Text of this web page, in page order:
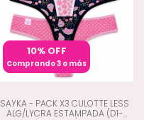
10% OFF
Comprando 3 o más
SAYKA - PACK X3 CULOTTE LESS
ALG/LYCRA ESTAMPADA (D1-